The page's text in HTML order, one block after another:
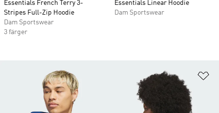
Essentials French Terry 3-
Stripes Full-Zip Hoodie
Dam Sportswear
3 färger
Essentials Linear Hoodie
Dam Sportswear